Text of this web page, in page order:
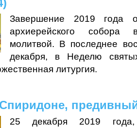
Завершение 2019 года
архиерейского собора
молитвой. В последнее
декабря, в Неделю
литургия.
25 декабря 2019